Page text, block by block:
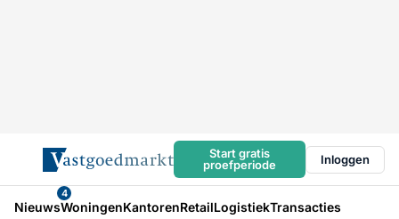
Start gratis
proefperiode
Inloggen
Nieuws
4
WoningenKantorenRetailLogistiekTransacties